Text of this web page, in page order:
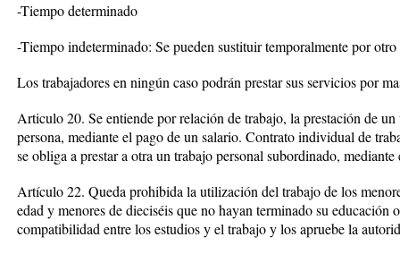
-Tiempo determinado
-Tiempo indeterminado: Se pueden sustituir temporalmente por
Los trabajadores en ningún caso podrán prestar sus servicios por
Articulo 20. Se entiende por relación de trabajo, la prestación de
persona, mediante el pago de un salario. Contrato individual de
se obliga a prestar a otra un trabajo personal subordinado,
Artículo 22. Queda prohibida la utilización del trabajo de los
edad y menores de dieciséis que no hayan terminado su educación
compatibilidad entre los estudios y el trabajo y los apruebe la